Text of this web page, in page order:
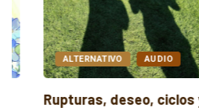
ALTERNATIVO AUDIO
Rupturas, deseo, ciclos y